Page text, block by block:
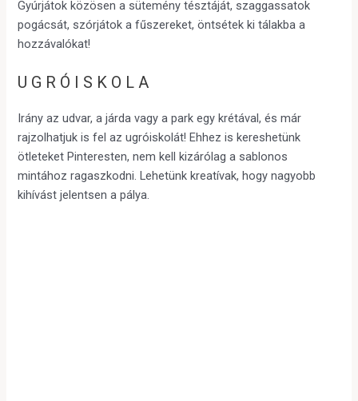
Gyúrjátok közösen a sütemény tésztáját, szaggassatok
pogácsát, szórjátok a fűszereket, öntsétek ki tálakba a
hozzávalókat!
UGRÓISKOLA
Irány az udvar, a járda vagy a park egy krétával, és már
rajzolhatjuk is fel az ugróiskolát! Ehhez is kereshetünk
ötleteket Pinteresten, nem kell kizárólag a sablonos
mintához ragaszkodni. Lehetünk kreatívak, hogy nagyobb
kihívást jelentsen a pálya.